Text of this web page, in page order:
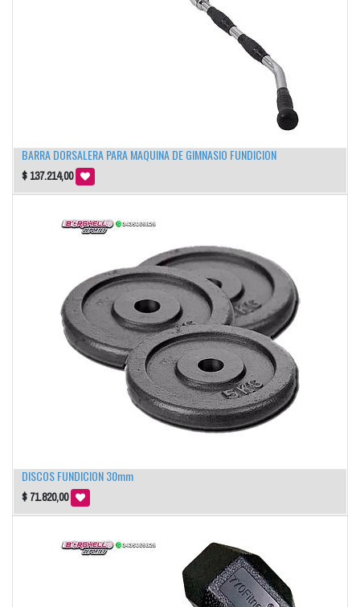
BARRA DORSALERA PARA MAQUINA DE GIMNASIO FUNDICION
$ 137.214,00
DISCOS FUNDICION 30mm
$ 71.820,00